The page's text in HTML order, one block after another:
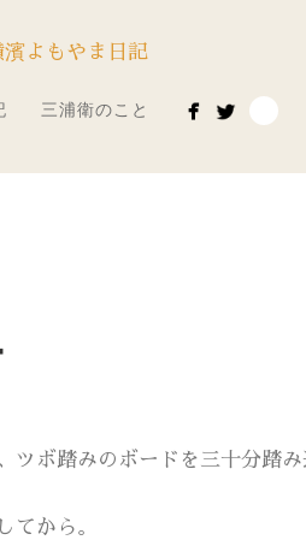
三浦衛のこと
ツボ踏みのボードを三十分踏
てから。